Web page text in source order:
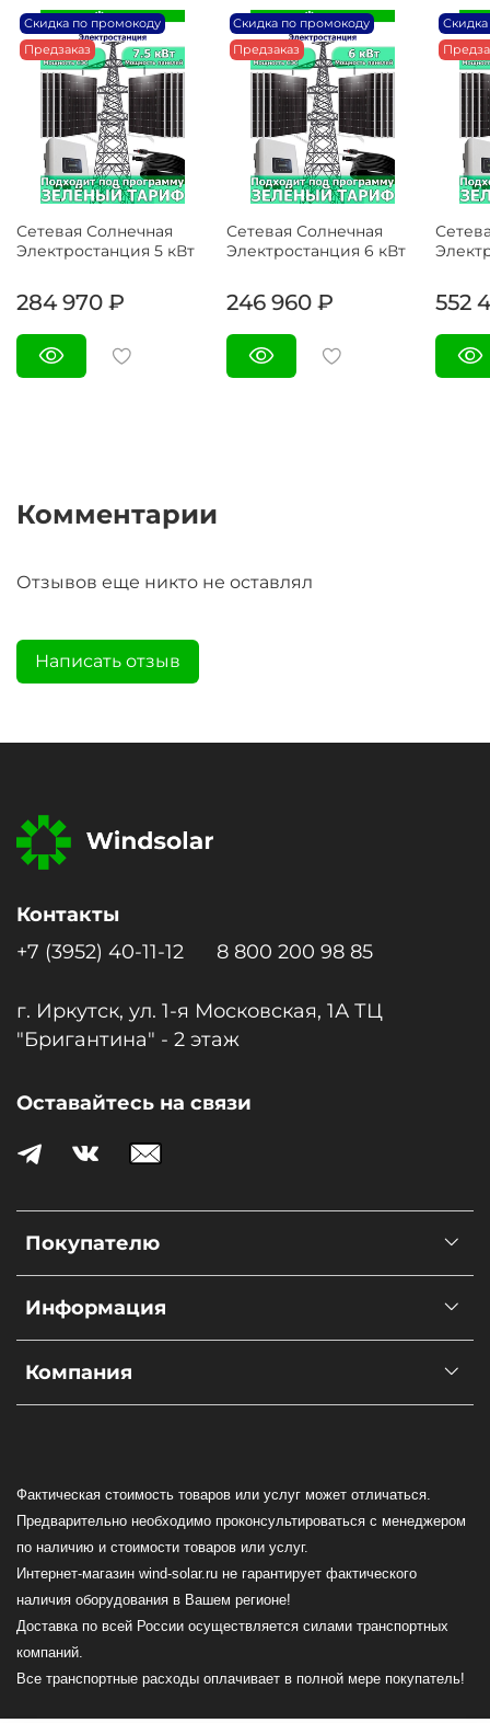
Скидка по промокоду
Предзаказ
Сетевая Солнечная
Электростанция 5 кВт
284 970 ₽
Скидка по промокоду
Предзаказ
Сетевая Солнечная
Электростанция 6 кВт
246 960 ₽ 552
Комментарии
Отзывов еще никто не оставлял
Написать отзыв
Покупателю
Информация
Компания
Контакты
+7 (3952) 40-11-12
8 800 200 98 85
г. Иркутск, ул. 1-я Московcкая, 1А ТЦ
"Бригантина" - 2 этаж
Оставайтесь на связи
Фактическая стоимость товаров или услуг может отличаться.
Предварительно необходимо проконсультироваться с менеджером
по наличию и стоимости товаров или услуг.
Интернет-магазин wind-solar.ru не гарантирует фактического
наличия оборудования в Вашем регионе!
Доставка по всей России осуществляется силами транспортных
компаний.
Все транспортные расходы оплачивает в полной мере покупатель!